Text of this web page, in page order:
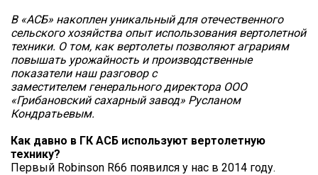
В «АСБ» накоплен уникальный для отечественного
сельского хозяйства опыт использования вертолетной
техники. О том, как вертолеты позволяют аграриям
повышать урожайность и производственные
показатели наш разговор с
заместителем генерального директора ООО
«Грибановский сахарный завод» Русланом
Кондратьевым.
Как давно в ГК АСБ используют вертолетную
технику?
Первый Robinson R66 появился у нас в 2014 году.